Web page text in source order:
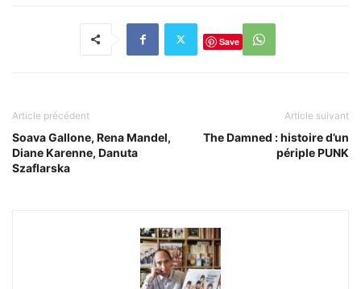
Save
Article précédent
Soava Gallone, Rena Mandel,
Diane Karenne, Danuta
Szaflarska
Article suivant
The Damned : histoire d’un
périple PUNK